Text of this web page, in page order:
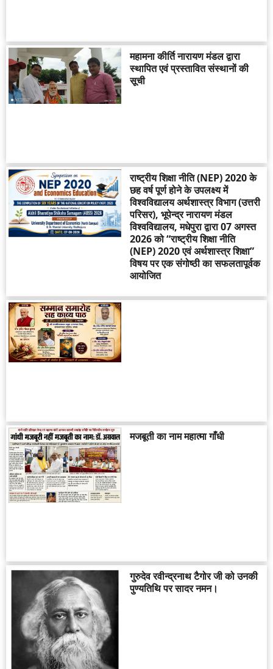
महामना कीर्ति नारायण मंडल द्वारा
स्थापित एवं प्रस्तावित संस्थानों की
सूची
राष्ट्रीय शिक्षा नीति (NEP) 2020 के
छह वर्ष पूर्ण होने के उपलक्ष्य में
विश्वविद्यालय अर्थशास्त्र विभाग (उत्तरी
परिसर), भूपेन्द्र नारायण मंडल
विश्वविद्यालय, मधेपुरा द्वारा 07 अगस्त
2026 को “राष्ट्रीय शिक्षा नीति
(NEP) 2020 एवं अर्थशास्त्र शिक्षा”
विषय पर एक संगोष्ठी का सफलतापूर्वक
आयोजित
मजबूती का नाम महात्मा गाँधी
गुरुदेव रवीन्द्रनाथ टैगोर जी को उनकी
पुण्यतिथि पर सादर नमन।